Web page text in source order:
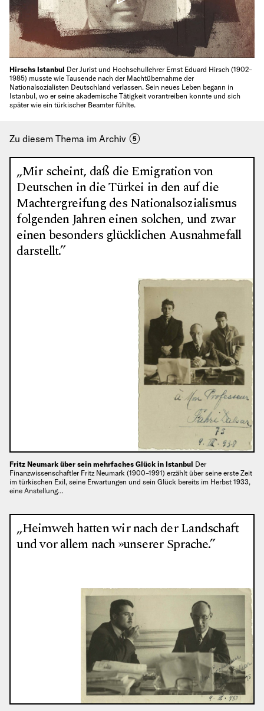
Hirschs Istanbul Der Jurist und Hochschullehrer Ernst Eduard Hirsch (1902–
1985) musste wie Tausende nach der Machtübernahme der
Nationalsozialisten Deutschland verlassen. Sein neues Leben begann in
Istanbul, wo er seine akademische Tätigkeit vorantreiben konnte und sich
später wie ein türkischer Beamter fühlte.
Zu diesem Thema im Archiv 5
„Mir scheint, daß die Emigration von
Deutschen in die Türkei in den auf die
Machtergreifung des Nationalsozialismus
folgenden Jahren einen solchen, und zwar
einen besonders glücklichen Ausnahmefall
darstellt.”
Fritz Neumark über sein mehrfaches Glück in Istanbul Der
Finanzwissenschaftler Fritz Neumark (1900–1991) erzählt über seine erste Zeit
im türkischen Exil, seine Erwartungen und sein Glück bereits im Herbst 1933,
eine Anstellung…
„Heimweh hatten wir nach der Landschaft
und vor allem nach »unserer Sprache.”